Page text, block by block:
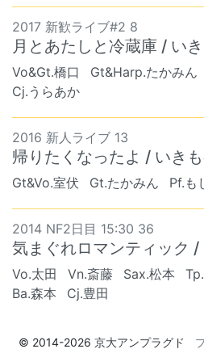
2017 新歓ライブ#2 8
月とあたしと冷蔵庫 / い
Vo&Gt.橋口 Gt&Harp.たかみん
Cj.うらあか
2016 新人ライブ 13
帰りたくなったよ / いき
Gt&Vo.室伏 Gt.たかみん Pf.も
2014 NF2日目 15:30 36
気まぐれロマンティック /
Vo.太田 Vn.斎藤 Sax.松本
Ba.森本
Cj.豊田
© 2014-2026 京大アンプラグド